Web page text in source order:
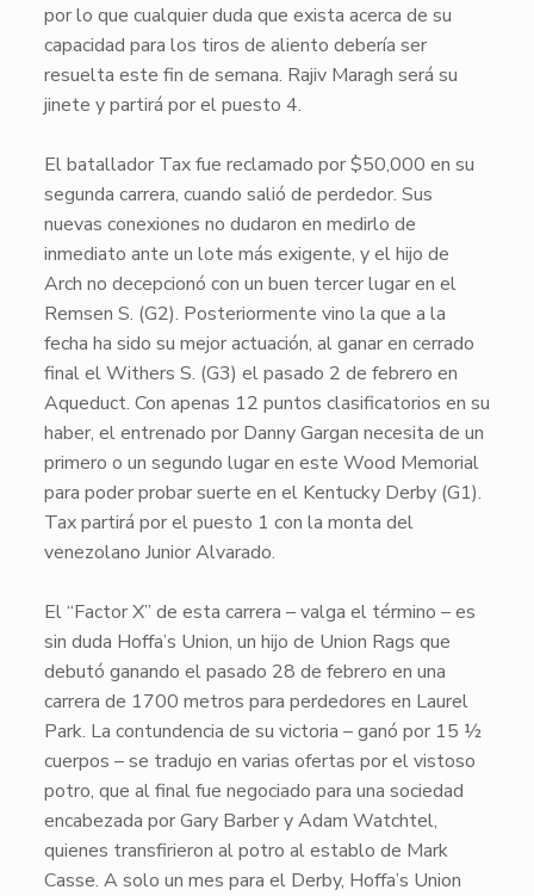
por lo que cualquier duda que exista acerca de su
capacidad para los tiros de aliento debería ser
resuelta este fin de semana. Rajiv Maragh será su
jinete y partirá por el puesto 4.
El batallador Taxfue reclamado por $50,000 en su
segunda carrera, cuando salió de perdedor. Sus
nuevas conexiones no dudaron en medirlo de
inmediato ante un lote más exigente, y el hijo de
Arch no decepcionó con un buen tercer lugar en el
Remsen S. (G2). Posteriormente vino la que a la
fecha ha sido su mejor actuación, al ganar en cerrado
final el Withers S. (G3) el pasado 2 de febrero en
Aqueduct. Con apenas 12 puntos clasificatorios en su
haber, el entrenado por Danny Gargan necesita de un
primero o un segundo lugar en este Wood Memorial
para poder probar suerte en el Kentucky Derby (G1).
Taxpartirá por el puesto 1 con la monta del
venezolano Junior Alvarado.
El “Factor X” de esta carrera – valga el término – es
sin duda Hoffa’s Union, un hijo de Union Rags que
debutó ganando el pasado 28 de febrero en una
carrera de 1700 metros para perdedores en Laurel
Park. La contundencia de su victoria – ganó por 15 ½
cuerpos – se tradujo en varias ofertas por el vistoso
potro, que al final fue negociado para una sociedad
encabezada por Gary Barber y Adam Watchtel,
quienes transfirieron al potro al establo de Mark
Casse. A solo un mes para el Derby, Hoffa’s Union